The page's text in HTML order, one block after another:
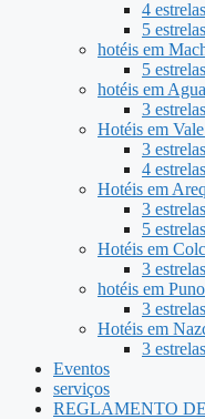
4 estrelas
5 estrelas
hotéis em
5 estrelas
hotéis em
3 estrelas
Hotéis em
3 estrelas
4 estrelas
Hotéis em
3 estrelas
5 estrelas
Hotéis em
3 estrelas
hotéis em Puno
3 estrelas
Hotéis em
3 estrelas
Eventos
serviços
REGLAMENTO